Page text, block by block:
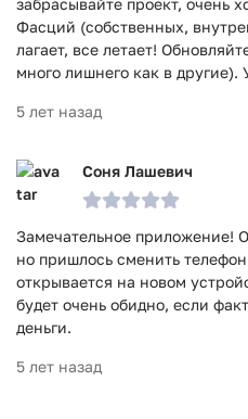
забрасывайте проект, очень
Фасций (собственных,
лагает, все летает!
много лишнего как в другие).
5 лет назад
Соня Лашевич
Замечательное приложение!
но пришлось сменить
открывается на новом
будет очень обидно, если
деньги.
5 лет назад